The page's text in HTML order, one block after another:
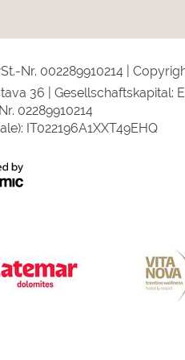
Nr. 002289910214
36 | Gesellschaftskapital:
02289910214
IT022196A1XXT49EHQ